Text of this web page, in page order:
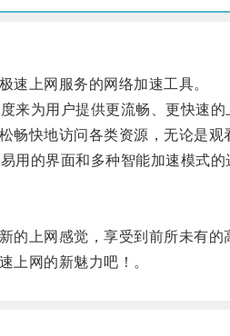
上网服务的网络加速工具。
为用户提供更流畅、更快速的
快地访问各类资源，无论是观
的界面和多种智能加速模式的
上网感觉，享受到前所未有的
网的新魅力吧！。